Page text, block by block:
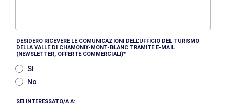
DESIDERO RICEVERE LE COMUNICAZIONI DELL’UFFICIO DEL TURISMO
DELLA VALLE DI CHAMONIX-MONT-BLANC TRAMITE E-MAIL
(NEWSLETTER, OFFERTE COMMERCIALI)
Sì
No
SEI INTERESSATO/A A: